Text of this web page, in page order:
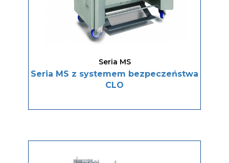
Seria MS
Seria MS z systemem bezpeczeństwa
CLO